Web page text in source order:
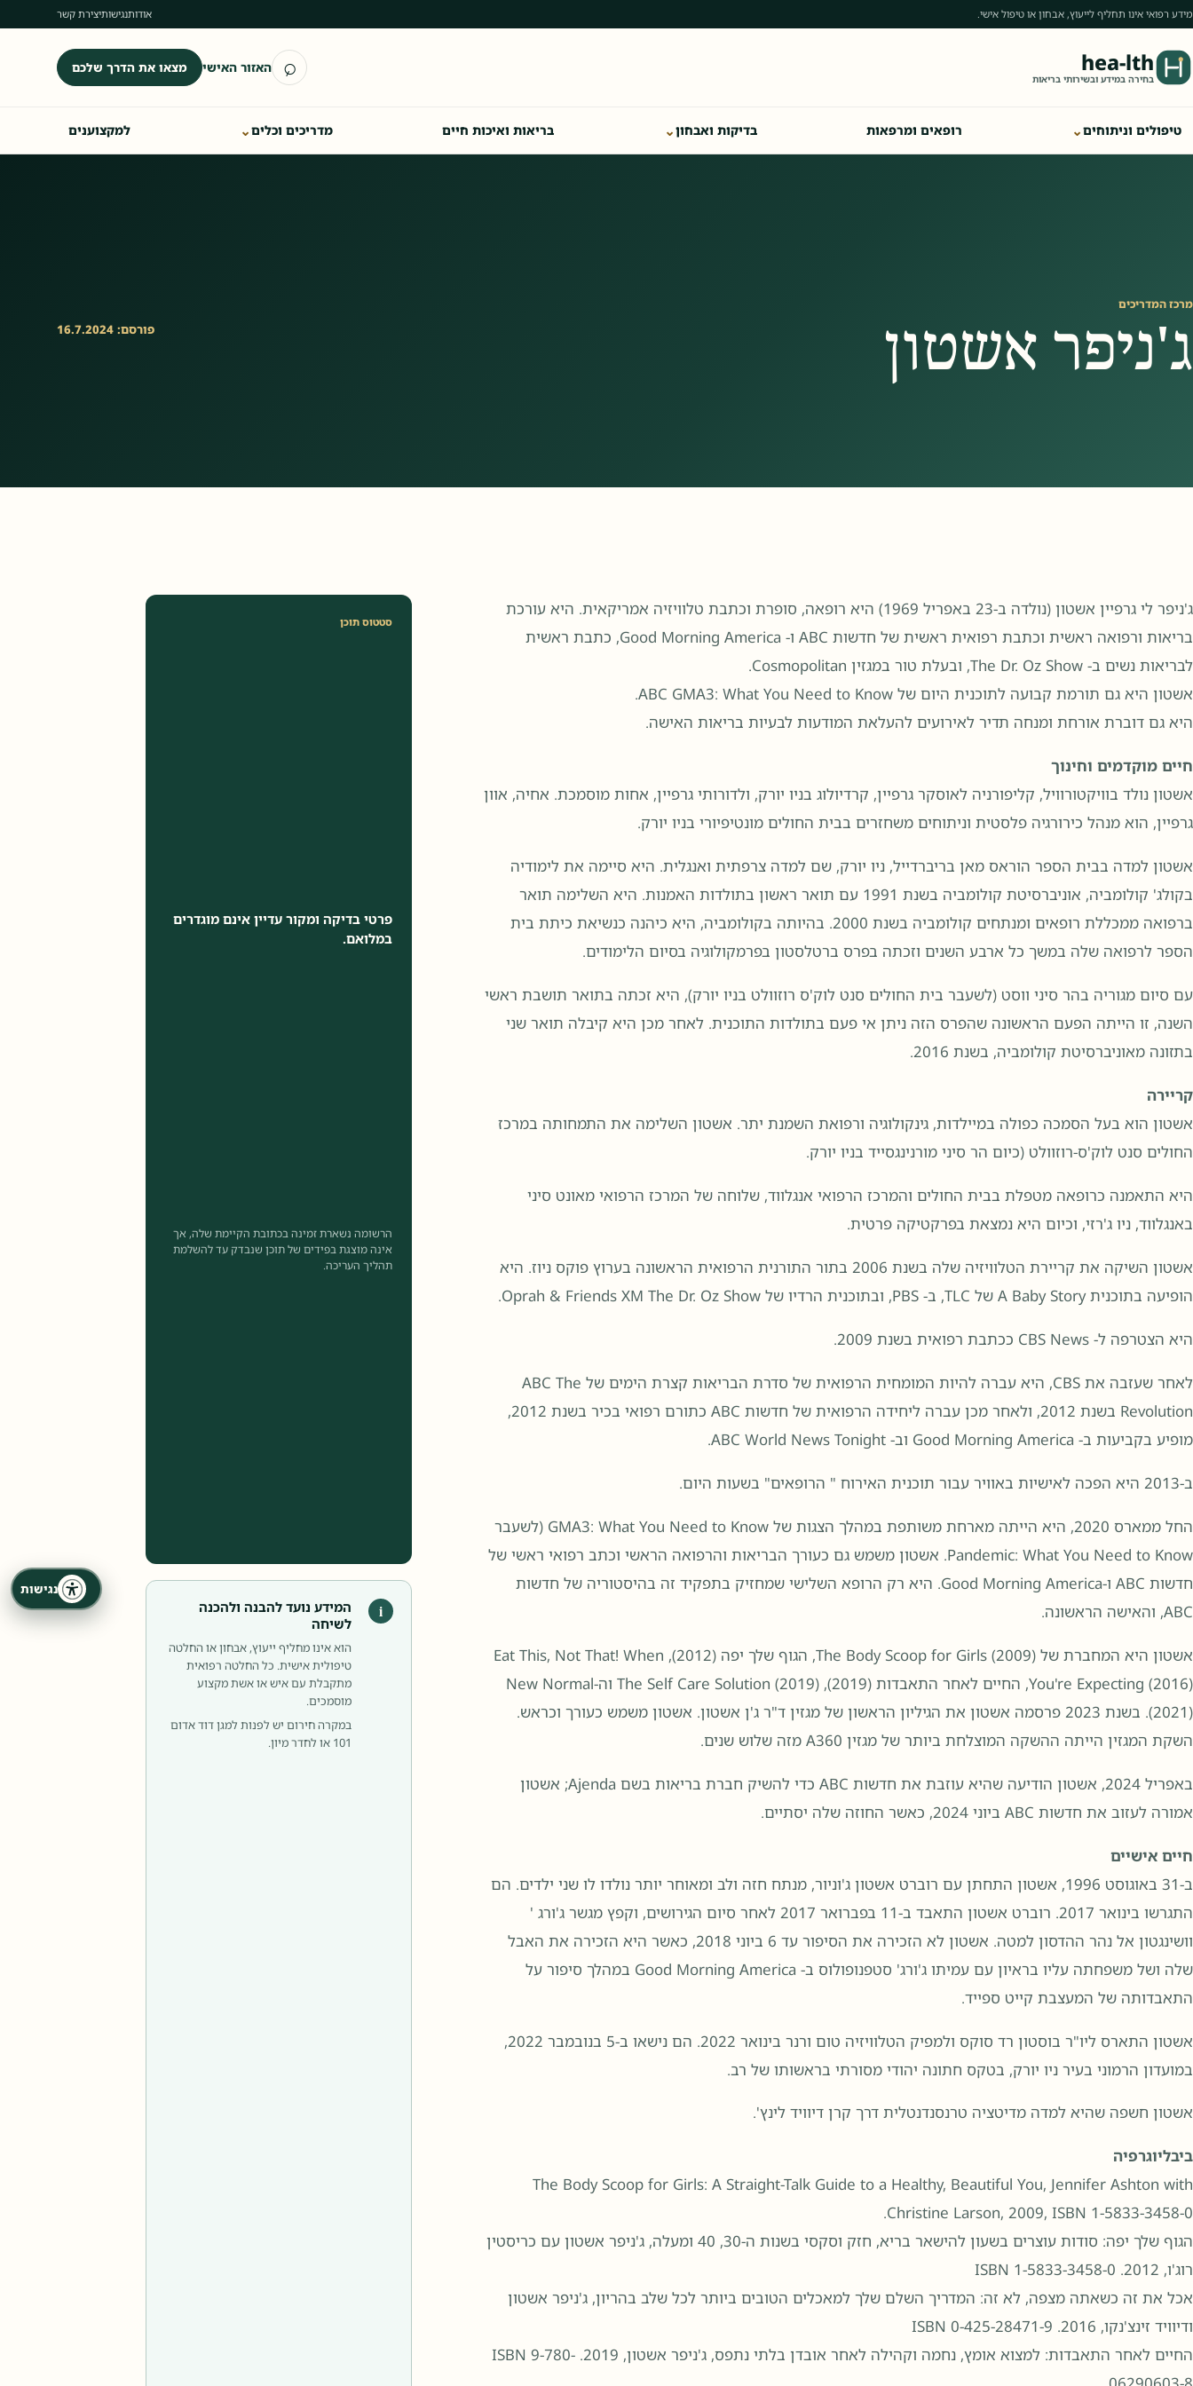
מידע רפואי אינו תחליף לייעוץ, אבחון או טיפול אישי. אודותנגישותיצירת קשר
hea-lth
בחירה במידע ובשירותי בריאות ⌕ פתיחת חיפוש
האזור האישי מצאו את הדרך שלכם
טיפולים וניתוחים⌄ רופאים ומרפאות בדיקות ואבחון⌄ בריאות ואיכות חיים מדריכים וכלים⌄ למקצוענים
מרכז המדריכים
ג'ניפר אשטון פורסם: 16.7.2024
ג'ניפר לי גרפיין אשטון (נולדה ב-23 באפריל 1969) היא רופאה, סופרת וכתבת טלוויזיה אמריקאית. היא עורכת
בריאות ורפואה ראשית וכתבת רפואית ראשית של חדשות ABC ו- Good Morning America, כתבת ראשית
לבריאות נשים ב- The Dr. Oz Show, ובעלת טור במגזין Cosmopolitan.
אשטון היא גם תורמת קבועה לתוכנית היום של ABC GMA3: What You Need to Know.
היא גם דוברת אורחת ומנחה תדיר לאירועים להעלאת המודעות לבעיות בריאות האישה.
חיים מוקדמים וחינוך
אשטון נולד בוויקטורוויל, קליפורניה לאוסקר גרפיין, קרדיולוג בניו יורק, ולדורותי גרפיין, אחות מוסמכת. אחיה, אוון
גרפיין, הוא מנהל כירורגיה פלסטית וניתוחים משחזרים בבית החולים מונטיפיורי בניו יורק.
אשטון למדה בבית הספר הוראס מאן בריברדייל, ניו יורק, שם למדה צרפתית ואנגלית. היא סיימה את לימודיה
בקולג' קולומביה, אוניברסיטת קולומביה בשנת 1991 עם תואר ראשון בתולדות האמנות. היא השלימה תואר
ברפואה ממכללת רופאים ומנתחים קולומביה בשנת 2000. בהיותה בקולומביה, היא כיהנה כנשיאת כיתת בית
הספר לרפואה שלה במשך כל ארבע השנים וזכתה בפרס ברטלסטון בפרמקולוגיה בסיום הלימודים.
עם סיום מגוריה בהר סיני ווסט (לשעבר בית החולים סנט לוק'ס רוזוולט בניו יורק), היא זכתה בתואר תושבת ראשי
השנה, זו הייתה הפעם הראשונה שהפרס הזה ניתן אי פעם בתולדות התוכנית. לאחר מכן היא קיבלה תואר שני
בתזונה מאוניברסיטת קולומביה, בשנת 2016.
קריירה
אשטון הוא בעל הסמכה כפולה במיילדות, גינקולוגיה ורפואת השמנת יתר. אשטון השלימה את התמחותה במרכז
החולים סנט לוק'ס-רוזוולט (כיום הר סיני מורנינגסייד בניו יורק.
היא התאמנה כרופאה מטפלת בבית החולים והמרכז הרפואי אנגלווד, שלוחה של המרכז הרפואי מאונט סיני
באנגלווד, ניו ג'רזי, וכיום היא נמצאת בפרקטיקה פרטית.
אשטון השיקה את קריירת הטלוויזיה שלה בשנת 2006 בתור התורנית הרפואית הראשונה בערוץ פוקס ניוז. היא
הופיעה בתוכנית A Baby Story של TLC, ב- PBS, ובתוכנית הרדיו של Oprah & Friends XM The Dr. Oz Show.
היא הצטרפה ל- CBS News ככתבת רפואית בשנת 2009.
לאחר שעזבה את CBS, היא עברה להיות המומחית הרפואית של סדרת הבריאות קצרת הימים של ABC The
Revolution בשנת 2012, ולאחר מכן עברה ליחידה הרפואית של חדשות ABC כתורם רפואי בכיר בשנת 2012,
מופיע בקביעות ב- Good Morning America וב- ABC World News Tonight.
ב-2013 היא הפכה לאישיות באוויר עבור תוכנית האירוח " הרופאים" בשעות היום.
החל ממארס 2020, היא הייתה מארחת משותפת במהלך הצגות של GMA3: What You Need to Know (לשעבר
Pandemic: What You Need to Know. אשטון משמש גם כעורך הבריאות והרפואה הראשי וכתב רפואי ראשי של
חדשות ABC ו-Good Morning America. היא רק הרופא השלישי שמחזיק בתפקיד זה בהיסטוריה של חדשות
ABC, והאישה הראשונה.
אשטון היא המחברת של The Body Scoop for Girls (2009), הגוף שלך יפה (2012), Eat This, Not That! When
You're Expecting (2016), החיים לאחר התאבדות (2019), The Self Care Solution (2019) וה-New Normal
(2021). בשנת 2023 פרסמה אשטון את הגיליון הראשון של מגזין ד"ר ג'ן אשטון. אשטון משמש כעורך וכראש.
השקת המגזין הייתה ההשקה המוצלחת ביותר של מגזין A360 מזה שלוש שנים.
באפריל 2024, אשטון הודיעה שהיא עוזבת את חדשות ABC כדי להשיק חברת בריאות בשם Ajenda; אשטון
אמורה לעזוב את חדשות ABC ביוני 2024, כאשר החוזה שלה יסתיים.
חיים אישיים
ב-31 באוגוסט 1996, אשטון התחתן עם רוברט אשטון ג'וניור, מנתח חזה ולב ומאוחר יותר נולדו לו שני ילדים. הם
התגרשו בינואר 2017. רוברט אשטון התאבד ב-11 בפברואר 2017 לאחר סיום הגירושים, וקפץ מגשר ג'ורג '
וושינגטון אל נהר ההדסון למטה. אשטון לא הזכירה את הסיפור עד 6 ביוני 2018, כאשר היא הזכירה את האבל
שלה ושל משפחתה עליו בראיון עם עמיתו ג'ורג' סטפנופולוס ב- Good Morning America במהלך סיפור על
התאבדותה של המעצבת קייט ספייד.
אשטון התארס ליו"ר בוסטון רד סוקס ולמפיק הטלוויזיה טום ורנר בינואר 2022. הם נישאו ב-5 בנובמבר 2022,
במועדון הרמוני בעיר ניו יורק, בטקס חתונה יהודי מסורתי בראשותו של רב.
אשטון חשפה שהיא למדה מדיטציה טרנסנדנטלית דרך קרן דיוויד לינץ'.
ביבליוגרפיה
The Body Scoop for Girls: A Straight-Talk Guide to a Healthy, Beautiful You, Jennifer Ashton with
Christine Larson, 2009, ISBN 1-5833-3458-0.
הגוף שלך יפה: סודות עוצרים בשעון להישאר בריא, חזק וסקסי בשנות ה-30, 40 ומעלה, ג'ניפר אשטון עם כריסטין
רוג'ו, 2012. ISBN 1-5833-3458-0
אכל את זה כשאתה מצפה, לא זה: המדריך השלם שלך למאכלים הטובים ביותר לכל שלב בהריון, ג'ניפר אשטון
ודיוויד זינצ'נקו, 2016. ISBN 0-425-28471-9
החיים לאחר התאבדות: למצוא אומץ, נחמה וקהילה לאחר אובדן בלתי נתפס, ג'ניפר אשטון, 2019. ISBN 9-780-
סטטוס תוכן
פרטי בדיקה ומקור עדיין אינם מוגדרים
במלואם.
הרשומה נשארת זמינה בכתובת הקיימת שלה, אך
אינה מוצגת בפידים של תוכן שנבדק עד להשלמת
תהליך העריכה.
i
המידע נועד להבנה ולהכנה
לשיחה
הוא אינו מחליף ייעוץ, אבחון או החלטה
טיפולית אישית. כל החלטה רפואית
מתקבלת עם איש או אשת מקצוע
מוסמכים.
במקרה חירום יש לפנות למגן דוד אדום
101 או לחדר מיון.
נגישות